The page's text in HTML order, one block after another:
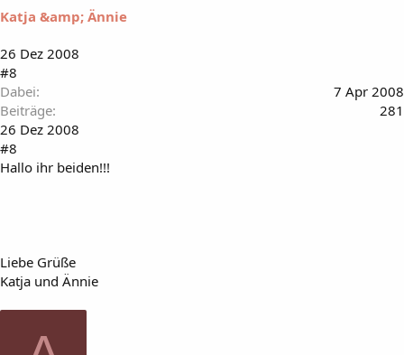
Katja &amp; Ännie
26 Dez 2008
#8
Dabei
7 Apr 2008
Beiträge
281
26 Dez 2008
#8
Hallo ihr beiden!!!
Liebe Grüße
Katja und Ännie